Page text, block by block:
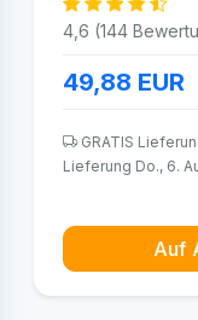
4,6 (144
49,88 EUR
GRATIS
Lieferung Do., 6.
Auf